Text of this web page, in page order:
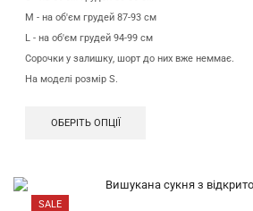
M - на об'єм грудей 87-93 см
L - на об'єм грудей 94-99 см
Сорочки у залишку, шорт до них вже неммає.
На моделі розмір S.
ОБЕРІТЬ ОПЦІЇ
SALE